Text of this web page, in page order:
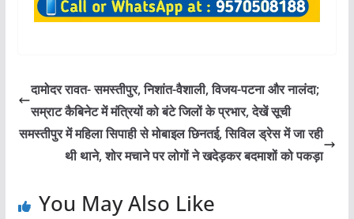
दामोदर रावत- समस्तीपुर, निशांत-वैशाली, विजय-पटना और नालंदा;
सम्राट कैबिनेट में मंत्रियों को बंटे जिलों के प्रभार, देखें सूची
समस्तीपुर में महिला सिपाही से मोबाइल छिनतई, सिविल ड्रेस में जा रही
थी थाने, शोर मचाने पर लोगों ने खदेड़कर बदमाशों को पकड़ा
You May Also Like